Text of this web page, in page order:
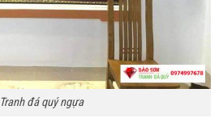
Tranh đá quý ngựa